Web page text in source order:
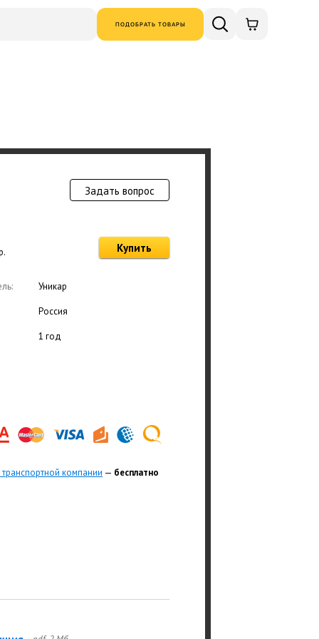
ПОДОБРАТЬ ТОВАРЫ
Задать вопрос
Купить
Уникар
Россия
1 год
компании — бесплатно